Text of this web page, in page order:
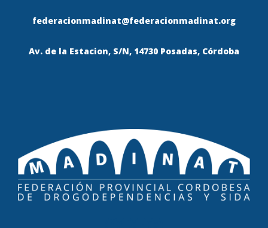
federacionmadinat@federacionmadinat.org
Av. de la Estacion, S/N, 14730 Posadas, Córdoba